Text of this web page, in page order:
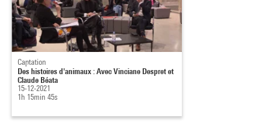
Captation
Des histoires d'animaux : Avec Vinciane Despret et
Claude Béata
15-12-2021
1h 15min 45s